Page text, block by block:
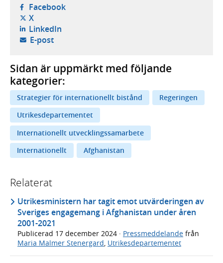
Facebook- öppnas i ny flik, extern webbplats,
X- öppnas i ny flik, extern webbplats,
LinkedIn- öppnas i ny flik, extern webbplats,
E-post- öppnar din e-postklient,
Sidan är uppmärkt med följande
kategorier:
Strategier för internationellt bistånd
Regeringen
Utrikesdepartementet
Internationellt utvecklingssamarbete
Internationellt
Afghanistan
Relaterat
Utrikesministern har tagit emot utvärderingen av
Sveriges engagemang i Afghanistan under åren
2001-2021
Publicerad 17 december 2024 · Pressmeddelande från
Maria Malmer Stenergard, Utrikesdepartementet